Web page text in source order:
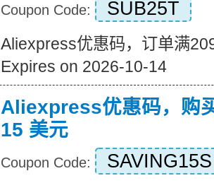
Coupon Code: SUB25T
Aliexpress优惠码，订单满
Expires on 2026-10-14
Aliexpress优惠码，购
15 美元
Coupon Code: SAVING15S